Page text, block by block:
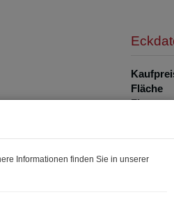
Fläche
Zimmer
Informationen finden Sie in unserer